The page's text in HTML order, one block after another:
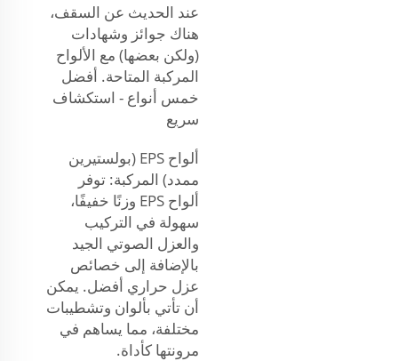
عند الحديث عن السقف،
هناك جوائز وشهادات
(ولكن بعضها) مع الألواح
المركبة المتاحة. أفضل
خمس أنواع - استكشاف
سريع
ألواح EPS (بولستيرين
ممدد) المركبة: توفر
ألواح EPS وزنًا خفيفًا،
سهولة في التركيب
والعزل الصوتي الجيد
بالإضافة إلى خصائص
عزل حراري أفضل. يمكن
أن تأتي بألوان وتشطيبات
مختلفة، مما يساهم في
مرونتها كأداة.